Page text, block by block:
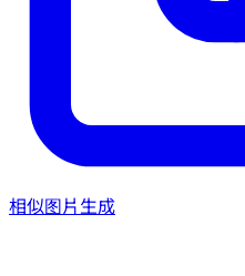
相似图片生成